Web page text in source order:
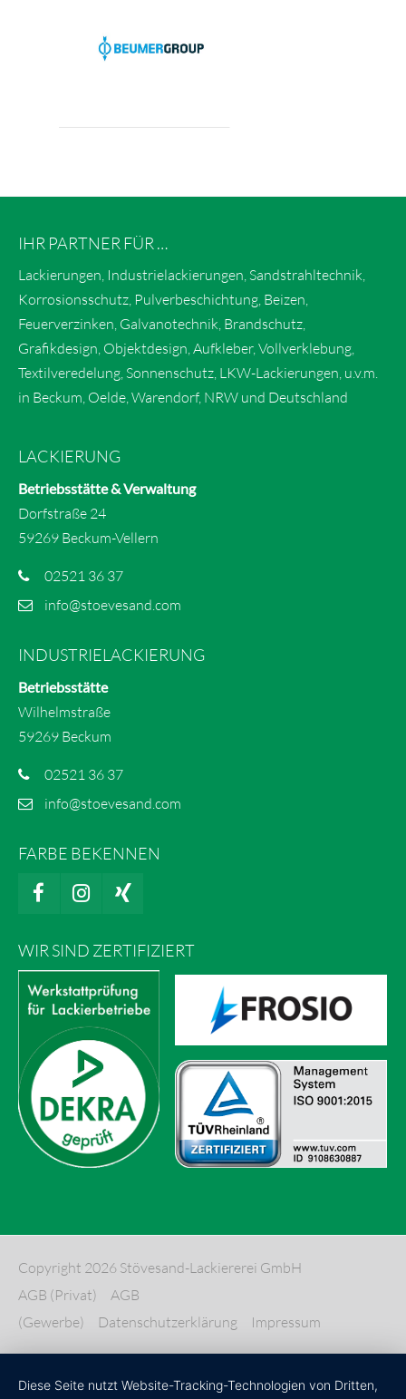
IHR PARTNER FÜR …
Lackierungen, Industrielackierungen, Sandstrahltechnik,
Korrosionsschutz, Pulverbeschichtung, Beizen,
Feuerverzinken, Galvanotechnik, Brandschutz,
Grafikdesign, Objektdesign, Aufkleber, Vollverklebung,
Textilveredelung, Sonnenschutz, LKW-Lackierungen, u.v.m.
in Beckum, Oelde, Warendorf, NRW und Deutschland
LACKIERUNG
Betriebsstätte & Verwaltung
Dorfstraße 24
59269 Beckum-Vellern
02521 36 37
info@stoevesand.com
INDUSTRIELACKIERUNG
Betriebsstätte
Wilhelmstraße
59269 Beckum
02521 36 37
info@stoevesand.com
FARBE BEKENNEN
WIR SIND ZERTIFIZIERT
Copyright 2026 Stövesand-Lackiererei GmbH
AGB (Privat)
AGB
(Gewerbe)
Datenschutzerklärung Impressum
Diese Seite nutzt Website-Tracking-Technologien von Dritten,